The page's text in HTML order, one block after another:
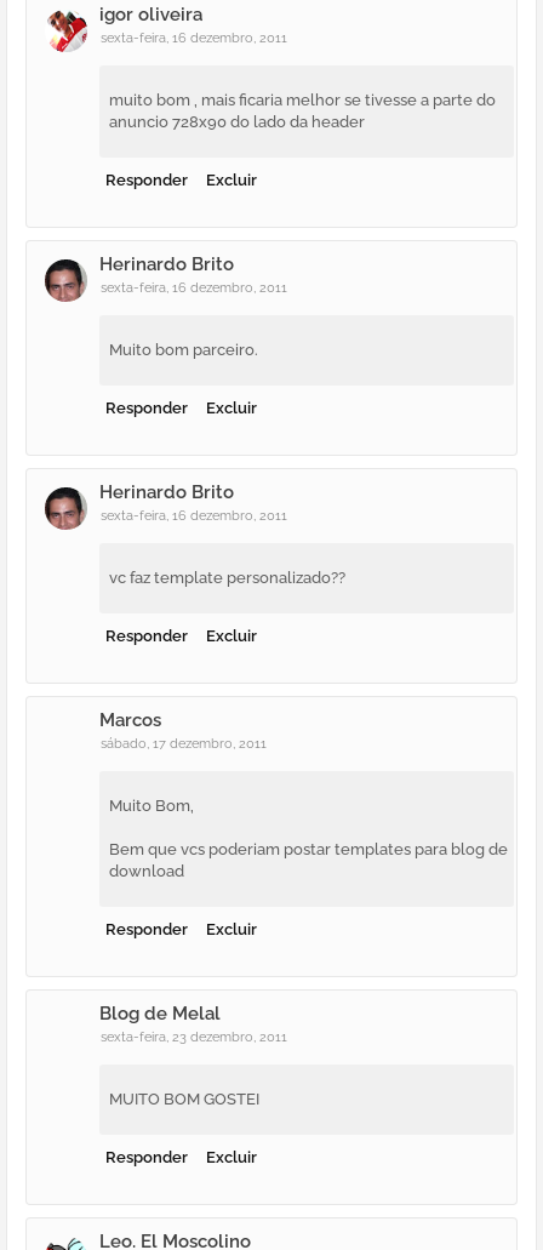
igor oliveira
sexta-feira, 16 dezembro, 2011
muito bom , mais ficaria melhor se tivesse a parte do
anuncio 728x90 do lado da header
Responder Excluir
Herinardo Brito
sexta-feira, 16 dezembro, 2011
Muito bom parceiro.
Responder Excluir
Herinardo Brito
sexta-feira, 16 dezembro, 2011
vc faz template personalizado??
Responder Excluir
Marcos
sábado, 17 dezembro, 2011
Muito Bom,
Bem que vcs poderiam postar templates para blog de
download
Responder Excluir
Blog de Melal
sexta-feira, 23 dezembro, 2011
MUITO BOM GOSTEI
Responder Excluir
Leo. El Moscolino